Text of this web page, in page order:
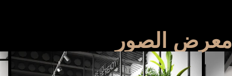
معرض الصور